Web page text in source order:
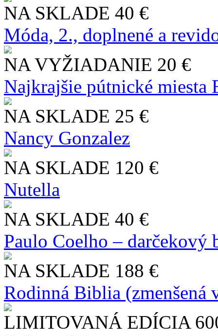
NA SKLADE 40 €
Móda, 2., doplnené a
NA VYŽIADANIE 20 €
Najkrajšie pútnické miesta
NA SKLADE 25 €
Nancy Gonzalez
NA SKLADE 120 €
Nutella
NA SKLADE 40 €
Paulo Coelho – darčekový
NA SKLADE 188 €
Rodinná Biblia (zmenšená
LIMITOVANÁ EDÍCIA